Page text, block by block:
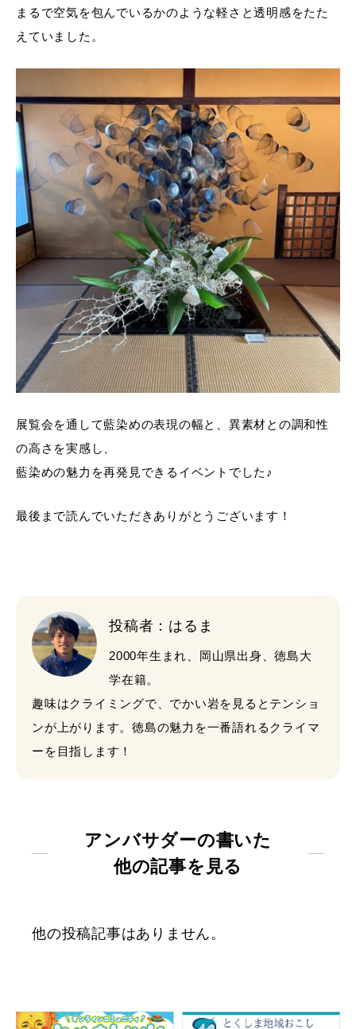
まるで空気を包んでいるかのような軽さと透明感をたた
えていました。
展覧会を通して藍染めの表現の幅と、異素材との調和性
の高さを実感し、
藍染めの魅力を再発見できるイベントでした♪
最後まで読んでいただきありがとうございます！
投稿者：はるま
2000年生まれ、岡山県出身、徳島大
学在籍。
趣味はクライミングで、でかい岩を見るとテンショ
ンが上がります。徳島の魅力を一番語れるクライマ
ーを目指します！
アンバサダーの書いた
他の記事を見る
他の投稿記事はありません。